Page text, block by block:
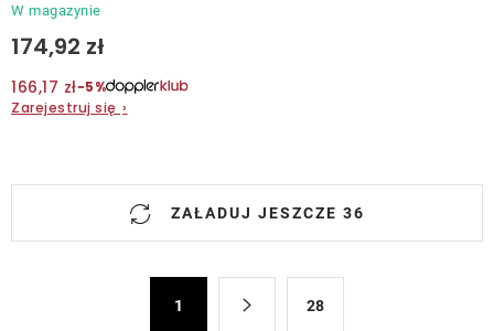
W magazynie
174,92 zł
166,17 zł−5%
Zarejestruj się ›
K
ZAŁADUJ JESZCZE 36
1 28